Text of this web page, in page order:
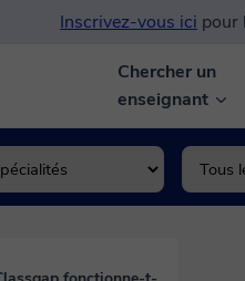
Inscrivez-vous ici pour
Chercher un
enseignant